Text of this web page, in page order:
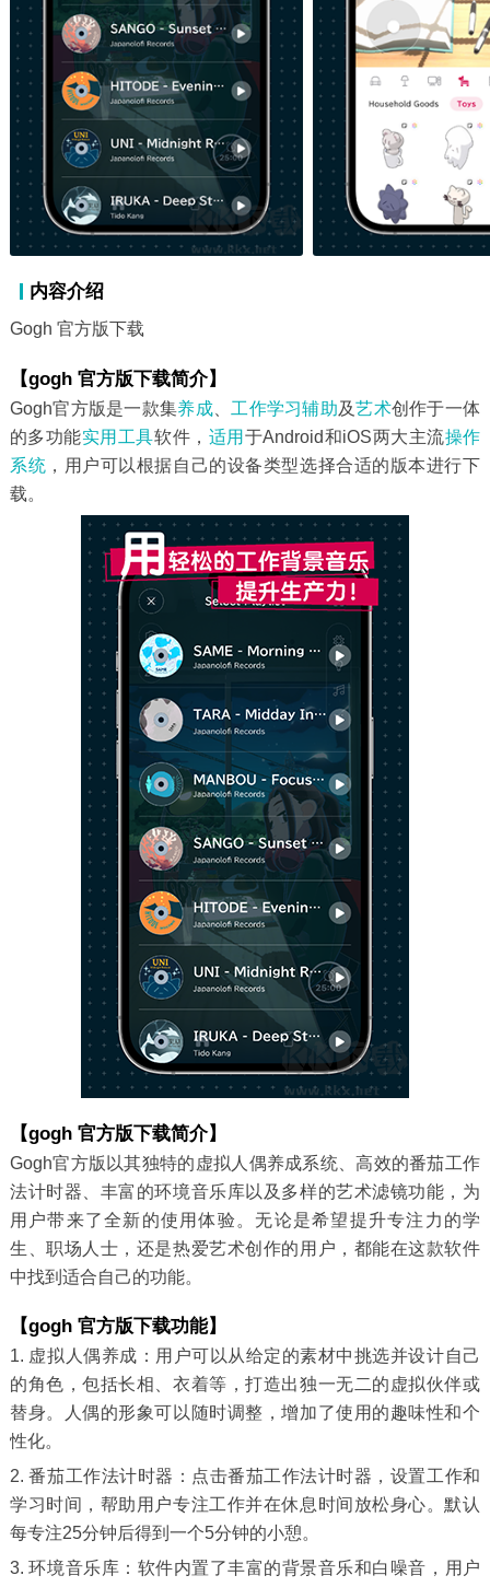
内容介绍
Gogh 官方版下载
【gogh 官方版下载简介】
Gogh官方版是一款集养成、 工作学习辅助及艺术创作于一体
的多功能实用工具软件， 适用 于Android和iOS两大主流操作
系统 ，用户可以根据自己的设备类型选择合适的版本进行下
载。
【gogh 官方版下载简介】
Gogh官方版以其独特的虚拟人偶养成系统、高效的番茄工作
法计时器、丰富的环境音乐库以及多样的艺术滤镜功能，为
用户带来了全新的使用体验。无论是希望提升专注力的学
生、职场人士，还是热爱艺术创作的用户，都能在这款软件
中找到适合自己的功能。
【gogh 官方版下载功能】
1. 虚拟人偶养成：用户可以从给定的素材中挑选并设计自己
的角色，包括长相、衣着等，打造出独一无二的虚拟伙伴或
替身。人偶的形象可以随时调整，增加了使用的趣味性和个
性化。
2. 番茄工作法计时器：点击番茄工作法计时器，设置工作和
学习时间，帮助用户专注工作并在休息时间放松身心。默认
每专注25分钟后得到一个5分钟的小憩。
3. 环境音乐库：软件内置了丰富的背景音乐和白噪音，用户